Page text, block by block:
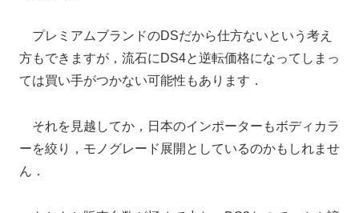
プレミアムブランドのDSだから仕方ないという考え
方もできますが，流石にDS4と逆転価格になってしまっ
ては買い手がつかない可能性もあります．
それを見越してか，日本のインポーターもボディカラ
ーを絞り，モノグレード展開としているのかもしれませ
ん．